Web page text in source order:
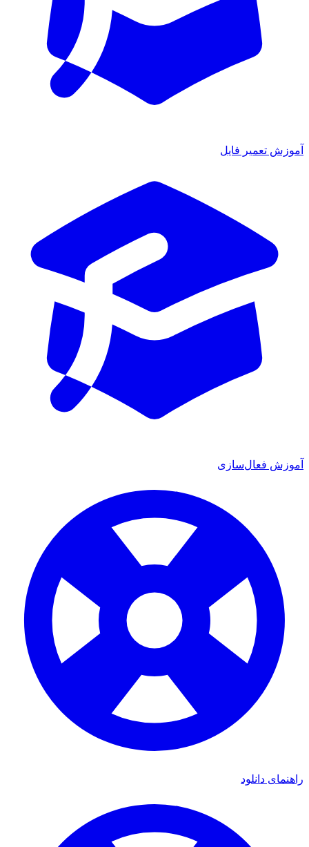
آموزش تعمیر فایل
آموزش فعال‌سازی
راهنمای دانلود